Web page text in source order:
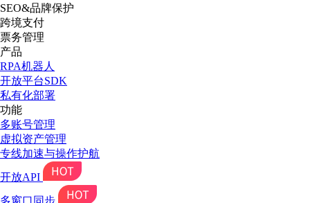
SEO&品牌保护
跨境支付
票务管理
产品
RPA机器人
开放平台SDK
私有化部署
功能
多账号管理
虚拟资产管理
专线加速与操作护航
开放API
多窗口同步